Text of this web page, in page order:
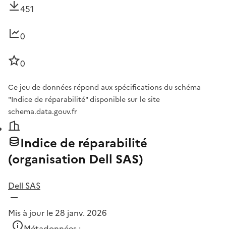
451
0
0
Ce jeu de données répond aux spécifications du schéma
"Indice de réparabilité" disponible sur le site
schema.data.gouv.fr
Indice de réparabilité
(organisation Dell SAS)
Dell SAS
Mis à jour le 28 janv. 2026